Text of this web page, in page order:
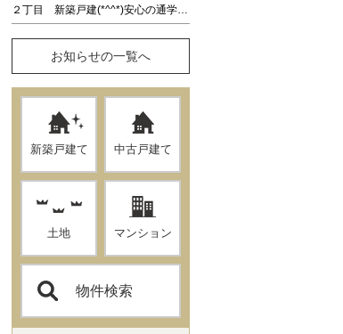
お知らせの一覧へ
新築戸建て 中古戸建て
土地 マンション
物件検索